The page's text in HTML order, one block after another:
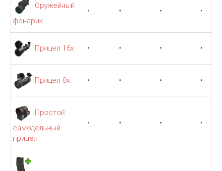
Оружейный
фонарик
• • • •
Прицел 16х • • • •
Прицел 8х • • • •
Простой
самодельный
прицел
• • • •